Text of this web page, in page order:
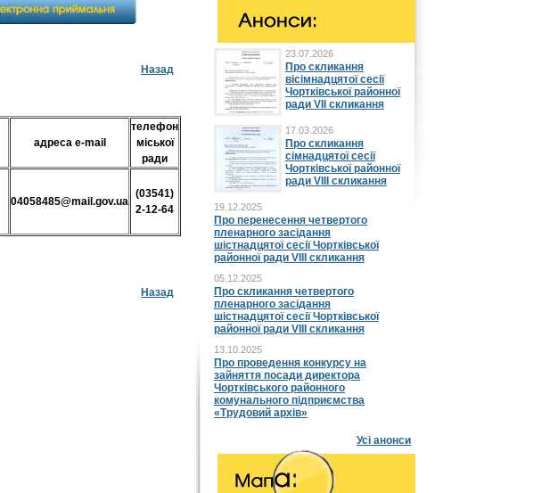
Назад
адреса е-mail
телефон
міської
ради
04058485@mail.gov.ua
(03541)
2-12-64
Назад
23.07.2026
Про скликання
вісімнадцятої сесії
Чортківської районної
ради VII скликання
17.03.2026
Про скликання
сімнадцятої сесії
Чортківської районної
ради VIII скликання
19.12.2025
Про перенесення четвертого
пленарного засідання
шістнадцятої сесії Чортківської
районної ради VIII скликання
05.12.2025
Про скликання четвертого
пленарного засідання
шістнадцятої сесії Чортківської
районної ради VIII скликання
13.10.2025
Про проведення конкурсу на
зайняття посади директора
Чортківського районного
комунального підприємства
«Трудовий архів»
Усі анонси